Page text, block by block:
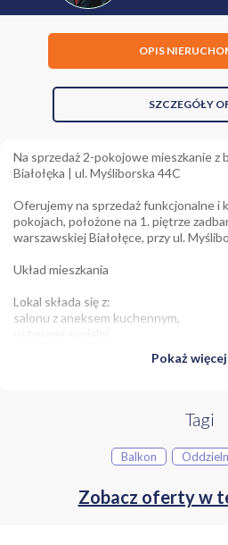
OPIS
SZCZEGÓŁY
Na sprzedaż 2-pokojowe mieszkanie z
Białołęka | ul. Myśliborska 44C
Oferujemy na sprzedaż funkcjonalne i
pokojach, położone na 1. piętrze
warszawskiej Białołęce, przy ul.
Układ mieszkania
Lokal składa się z:
salonu z aneksem kuchennym,
ustawnej sypialni,
dużego balkonu, stanowiącego
funkcjonalny układ pomieszczeń,
singla, pary, rodziny z dzieckiem, jak i
nieruchomości pod wynajem.
Do mieszkania przynależy miejsce
Pokaż więcej
Tagi
Balkon
Zobacz oferty w